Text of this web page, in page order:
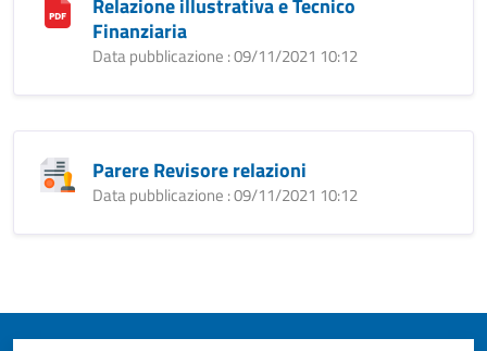
Relazione illustrativa e Tecnico
Finanziaria
Data pubblicazione : 09/11/2021 10:12
Parere Revisore relazioni
Data pubblicazione : 09/11/2021 10:12